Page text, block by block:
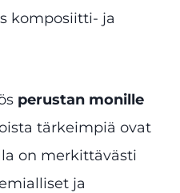
komposiitti- ja
perustan monille
tärkeimpiä ovat
on merkittävästi
ja